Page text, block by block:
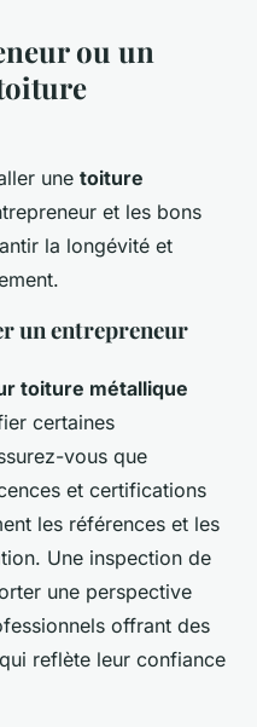
ou un
une toiture
et les bons
la longévité et
un entrepreneur
toiture métallique
certaines
vous que
et certifications
les références et les
Une inspection de
une perspective
offrant des
reflète leur confiance